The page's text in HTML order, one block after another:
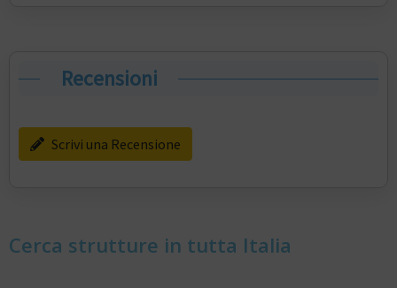
Recensioni
Scrivi una Recensione
Cerca strutture in tutta Italia